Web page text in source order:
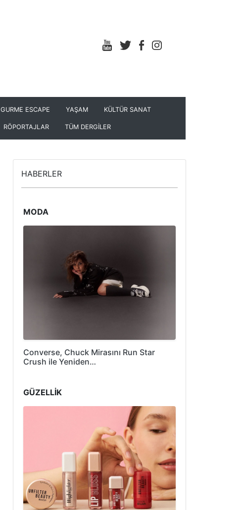
GURME ESCAPE YAŞAM KÜLTÜR SANAT
RÖPORTAJLAR TÜM DERGİLER
HABERLER
MODA
Converse, Chuck Mirasını Run Star
Crush ile Yeniden…
GÜZELLİK